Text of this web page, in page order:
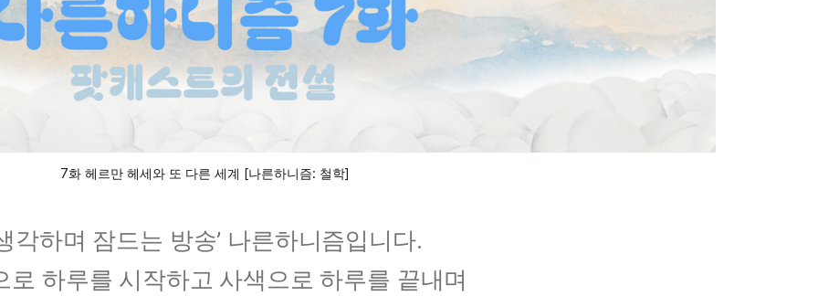
7화 헤르만 헤세와 또 다른 세계 [나른하니즘: 철학]
각하며 잠드는 방송’ 나른하니즘입니다.
로 하루를 시작하고 사색으로 하루를 끝내며